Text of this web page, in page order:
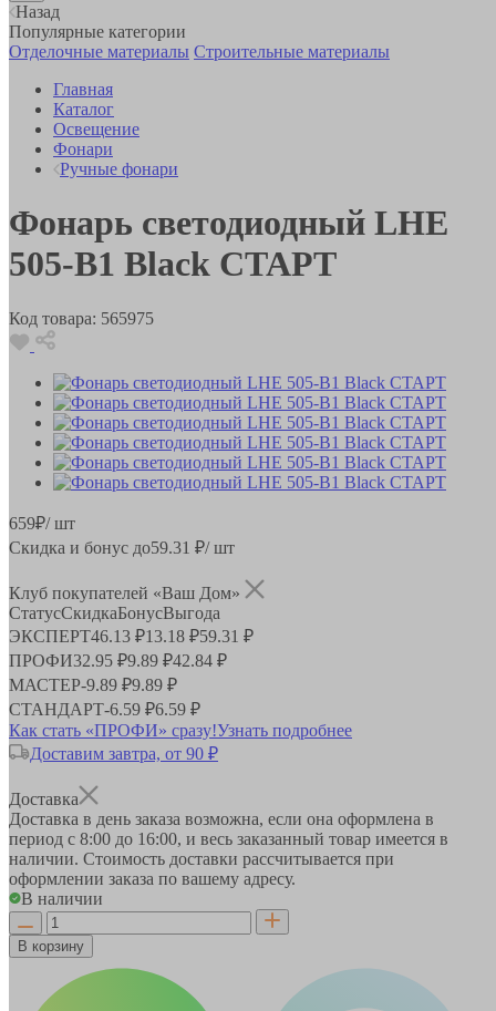
Назад
Популярные категории
Отделочные материалы Строительные материалы
Главная
Каталог
Освещение
Фонари
Ручные фонари
Фонарь светодиодный LHE
505-B1 Black СТАРТ
Код товара: 565975
659₽/ шт
Скидка и бонус до59.31 ₽/ шт
Клуб покупателей «Ваш Дом»
СтатусСкидкаБонусВыгода
ЭКСПЕРТ46.13 ₽13.18 ₽59.31 ₽
ПРОФИ32.95 ₽9.89 ₽42.84 ₽
МАСТЕР-9.89 ₽9.89 ₽
СТАНДАРТ-6.59 ₽6.59 ₽
Как стать «ПРОФИ» сразу!Узнать подробнее
Доставим завтра, от 90 ₽
Доставка
Доставка в день заказа возможна, если она оформлена в
период с 8:00 до 16:00, и весь заказанный товар имеется в
наличии. Стоимость доставки рассчитывается при
оформлении заказа по вашему адресу.
В наличии
В корзину